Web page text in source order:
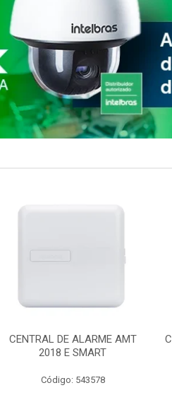
CENTRAL DE ALARME AMT
2018 E SMART
Código: 543578